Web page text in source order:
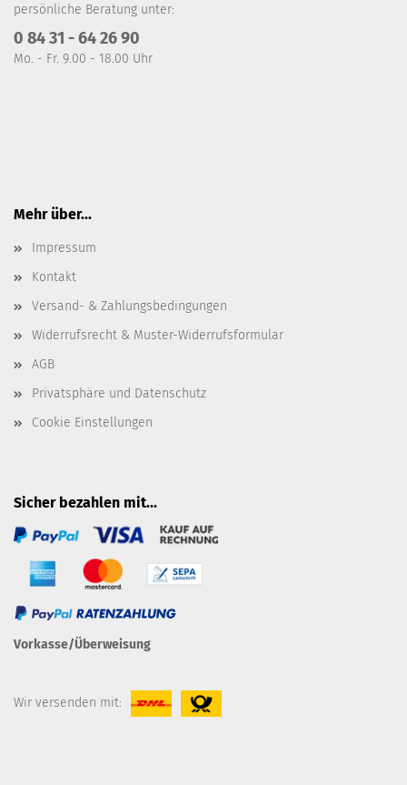
persönliche Beratung unter:
0 84 31 - 64 26 90
Mo. - Fr. 9.00 - 18.00 Uhr
Mehr über...
Impressum
Kontakt
Versand- & Zahlungsbedingungen
Widerrufsrecht & Muster-Widerrufsformular
AGB
Privatsphäre und Datenschutz
Cookie Einstellungen
Sicher bezahlen mit...
Vorkasse/Überweisung
Wir versenden mit: